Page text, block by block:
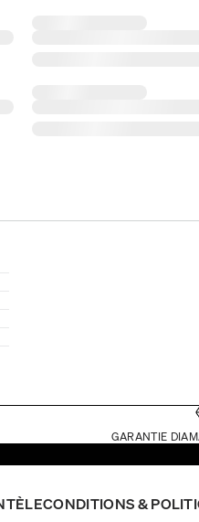
GARANTIE
CONDITIONS &